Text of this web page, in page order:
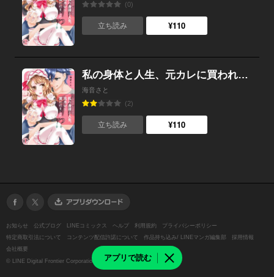
アプリで読む
(0)
立ち読み ¥110
私の身体と人生、元カレに買われました！ （1）
海音さと
(2)
立ち読み ¥110
お知らせ 公式ブログ LINEコミックス ヘルプ 利用規約
プライバシーポリシー
特定商取引法について
コンテンツ配信許諾について 作品持ち込み/ LINEマンガ編集部
採用情報
会社概要
© LINE Digital Frontier Corporation